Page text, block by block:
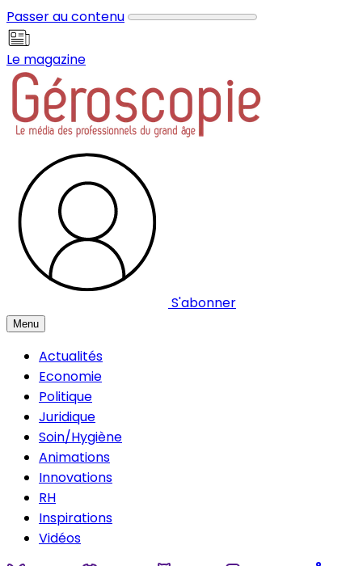
Passer au contenu
Le magazine
S'abonner
Menu
Actualités
Economie
Politique
Juridique
Soin/Hygiène
Animations
Innovations
RH
Inspirations
Vidéos
Panneau de gestion des cookies